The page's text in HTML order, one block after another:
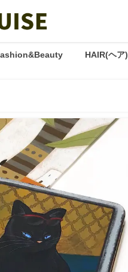
HAIR(ヘア)